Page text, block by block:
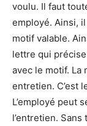
voulu. Il faut
employé. Ainsi,
motif valable.
lettre qui
avec le motif. La
entretien. C’est
L’employé peut
l’entretien. Sans